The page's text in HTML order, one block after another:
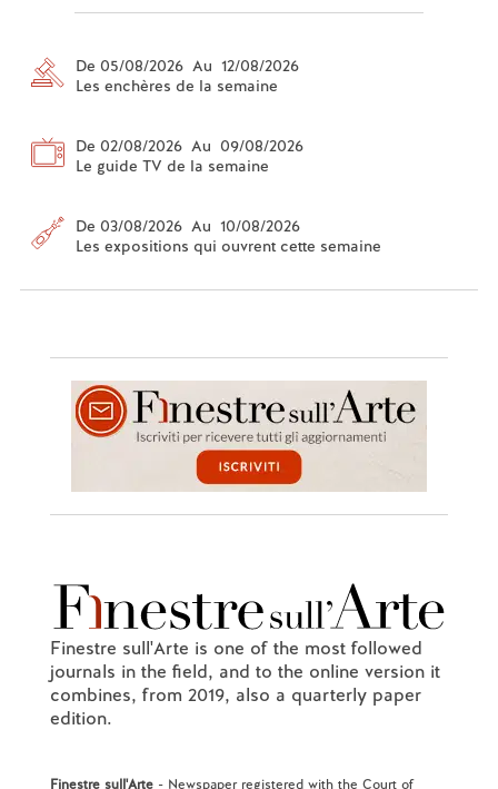
De 05/08/2026 Au 12/08/2026
Les enchères de la semaine
De 02/08/2026 Au 09/08/2026
Le guide TV de la semaine
De 03/08/2026 Au 10/08/2026
Les expositions qui ouvrent cette semaine
Finestre sull'Arte is one of the most followed
journals in the field, and to the online version it
combines, from 2019, also a quarterly paper
edition.
Finestre sull'Arte- Newspaper registered with the Court of